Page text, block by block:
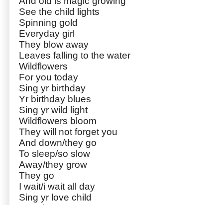
See the child lights
Spinning gold
Everyday girl
They blow away
Leaves falling to the water
Wildflowers
For you today
Sing yr birthday
Yr birthday blues
Sing yr wild light
Wildflowers bloom
They will not forget you
And down/they go
To sleep/so slow
Away/they grow
They go
I wait/i wait all day
Sing yr love child